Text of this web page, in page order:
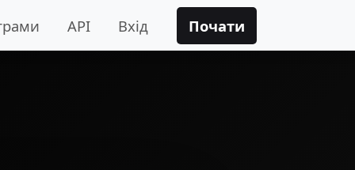
API Вхід Почати